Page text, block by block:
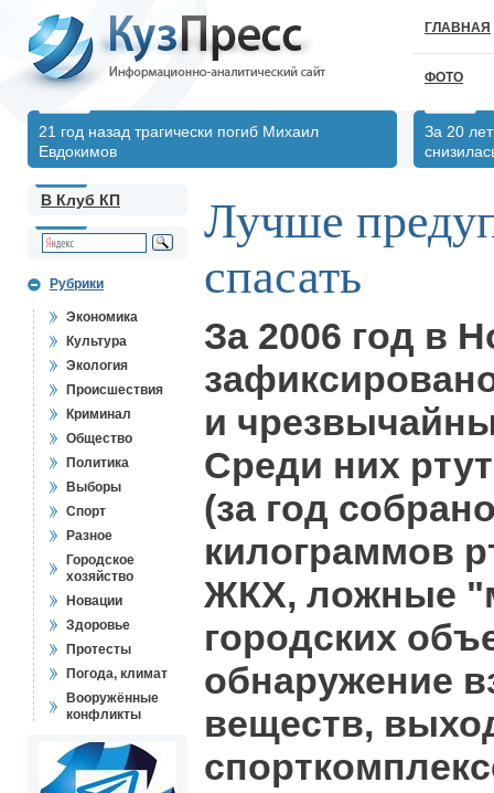
ГЛАВНАЯ
ФОТО
21 год назад трагически погиб Михаил
Евдокимов
За 20
В Клуб КП
Рубрики
Экономика
Культура
Экология
Происшествия
Криминал
Общество
Политика
Выборы
Спорт
Разное
Городское
хозяйство
Новации
Здоровье
Протесты
Погода, климат
Вооружённые
конфликты
Лучше
спасать
За 2006 год в
и
Среди них
(за год
килограммов
ЖКХ, ложные
городских
обнаружение
веществ,